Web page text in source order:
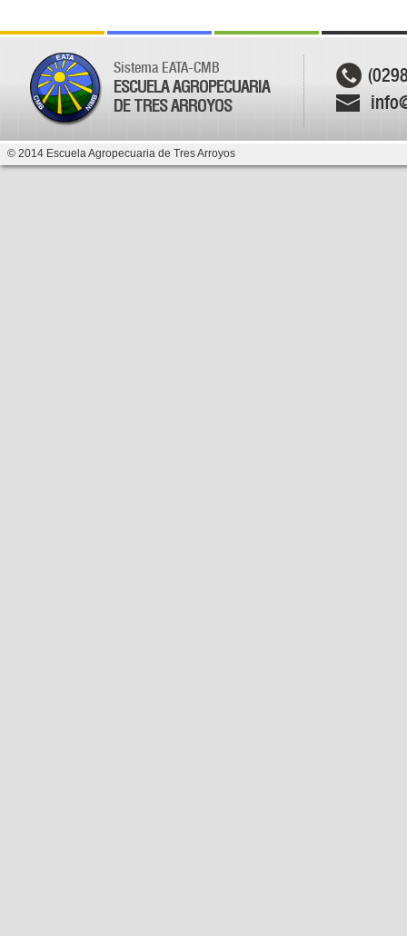
Sistema EATA-CMB
ESCUELA AGROPECUARIA
DE TRES ARROYOS
© 2014 Escuela Agropecuaria de Tres Arroyos